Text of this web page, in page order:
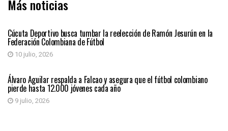
Más noticias
Cúcuta Deportivo busca tumbar la reelección de Ramón Jesurún en la
Federación Colombiana de Fútbol
10 julio, 2026
DEPORTES
Álvaro Aguilar respalda a Falcao y asegura que el fútbol colombiano
pierde hasta 12.000 jóvenes cada año
9 julio, 2026